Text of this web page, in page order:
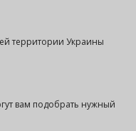
территории Украины
вам подобрать нужный